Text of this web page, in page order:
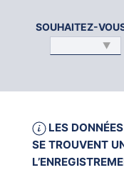
SOUHAITEZ-
LES
SE TROUVENT